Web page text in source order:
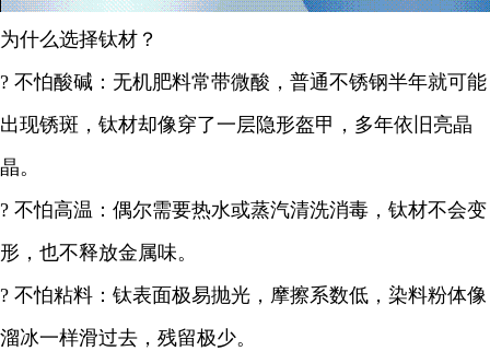
为什么选择钛材？
? 不怕酸碱：无机肥料常带微酸，普通不锈钢半年就可能
出现锈斑，钛材却像穿了一层隐形盔甲，多年依旧亮晶
晶。
? 不怕高温：偶尔需要热水或蒸汽清洗消毒，钛材不会变
形，也不释放金属味。
? 不怕粘料：钛表面极易抛光，摩擦系数低，染料粉体像
溜冰一样滑过去，残留极少。